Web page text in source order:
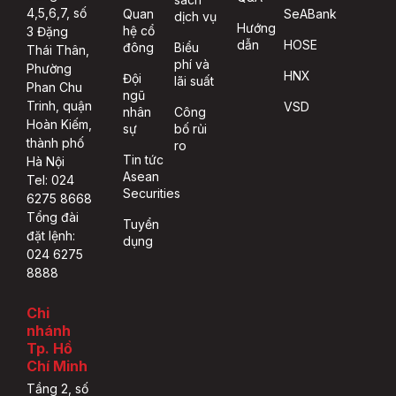
4,5,6,7, số
3 Đặng
Thái Thân,
Phường
Phan Chu
Trinh, quận
Hoàn Kiếm,
thành phố
Hà Nội
Tel: 024
6275 8668
Tổng đài
đặt lệnh:
024 6275
8888
Chi
nhánh
Tp. Hồ
Chí Minh
Tầng 2, số
Quan
hệ cổ
đông
Đội
ngũ
nhân
sự
Tin tức
Asean
Securities
Tuyển
dụng
dịch vụ
Biểu
phí và
lãi suất
Công
bố rủi
ro
Hướng
dẫn
SeABank
HOSE
HNX
VSD